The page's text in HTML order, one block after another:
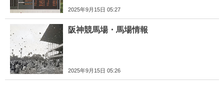
2025年9月15日 05:27
阪神競馬場・馬場情報
2025年9月15日 05:26